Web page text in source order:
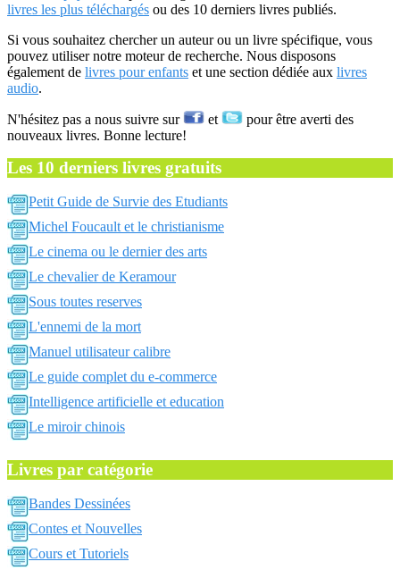
livres les plus téléchargés ou des 10 derniers livres publiés.
Si vous souhaitez chercher un auteur ou un livre spécifique, vous
pouvez utiliser notre moteur de recherche. Nous disposons
également de livres pour enfants et une section dédiée aux livres
audio.
N'hésitez pas a nous suivre sur et
pour être averti des
nouveaux livres. Bonne lecture!
Les 10 derniers livres gratuits
Petit Guide de Survie des Etudiants
Michel Foucault et le christianisme
Le cinema ou le dernier des arts
Le chevalier de Keramour
Sous toutes reserves
L'ennemi de la mort
Manuel utilisateur calibre
Le guide complet du e-commerce
Intelligence artificielle et education
Le miroir chinois
Livres par catégorie
Bandes Dessinées
Contes et Nouvelles
Cours et Tutoriels